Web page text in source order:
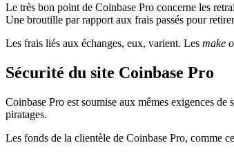
Le très bon point de Coinbase Pro concerne les
Une broutille par rapport aux frais passés pour
Les frais liés aux échanges, eux, varient. Les make
Sécurité du site Coinbase Pro
Coinbase Pro est soumise aux mêmes exigences
piratages.
Les fonds de la clientèle de Coinbase Pro, comme